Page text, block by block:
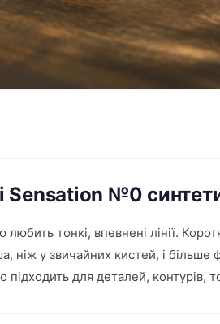
Sensation №0
тонкі, впевнені лінії.
ніж у звичайних кистей, і
для деталей, контурів,